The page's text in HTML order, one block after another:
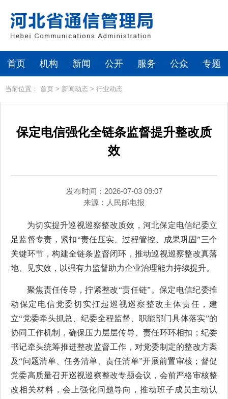
首页 机构 新闻 公开 服务 公众 专题
当前位置： 首页 > 新闻动态 > 行业动态
保定电信强化全链条监督提升整改质
效
发布时间：2026-07-03 09:07
来源： 人民邮电报
为切实提升巡视巡察整改质效，河北保定电信纪委立
足监督专责，紧扣“责任压实、过程管控、成果巩固”三个
关键环节，构建全链条监督闭环，推动巡视巡察整改真落
地、见实效，以强有力监督助力企业治理能力持续提升。
聚焦责任传导，拧紧整改“责任链”。保定电信纪委推
动保定电信党委切实扛起巡视巡察整改主体责任，建
立“党委牵头抓总、纪委全程监督、职能部门具体落实”的
协同工作机制，确保压力层层传导、责任环环相扣；纪委
书记牵头统筹推进整改监督工作，对党委制定的整改方案
及“问题清单、任务清单、责任清单”开展前置审核；督促
党委高质量召开巡视巡察整改专题会议，会前严格审核整
改相关材料，会上强化问题导向，推动班子成员主动认